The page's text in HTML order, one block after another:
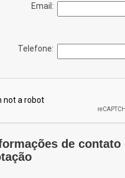
Email:
Telefone:
de contato